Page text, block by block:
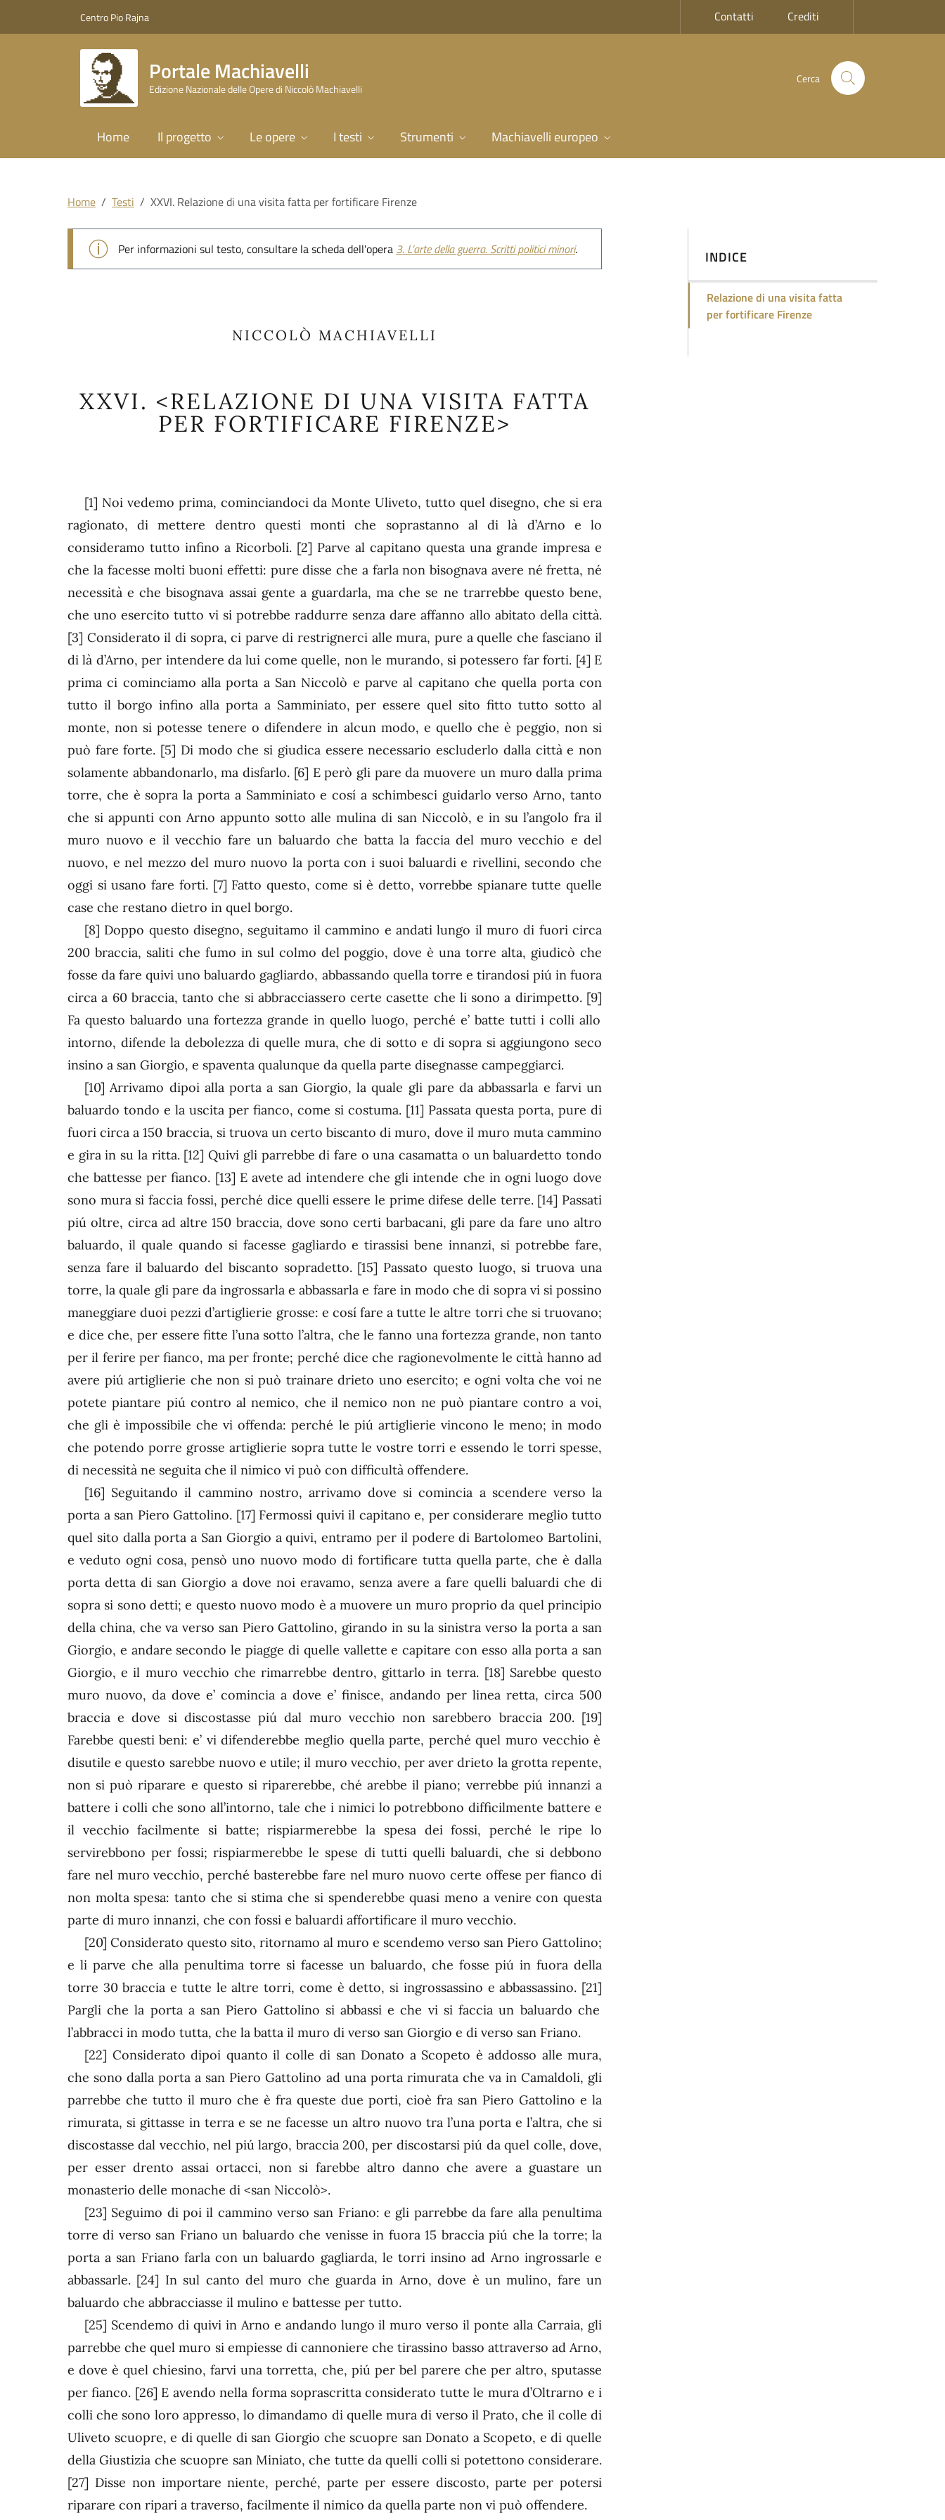
Centro Pio Rajna Contatti Crediti
Portale Machiavelli
Edizione Nazionale delle Opere di Niccolò Machiavelli
Cerca
Home Il progetto Le opere I testi Strumenti Machiavelli europeo
Home Testi XXVI. Relazione di una visita fatta per fortificare Firenze
XXVI. Relazione di una visita fatta per fortificare Firenze INDICE
Relazione di una visita fatta
per fortificare Firenze
Per informazioni sul testo, consultare la scheda dell'opera 3. L’arte della guerra. Scritti politici minori.
NICCOLÒ MACHIAVELLI
XXVI. <RELAZIONE DI UNA VISITA FATTA
PER FORTIFICARE FIRENZE>
[1] Noi vedemo prima, cominciandoci da Monte Uliveto, tutto quel ­disegno, che si era
ragionato, di mettere dentro questi monti che soprastanno al di là d’Arno e lo
consideramo tutto infino a Ricorboli. [2] Parve al capitano questa una grande impresa e
che la facesse molti buoni effetti: pure disse che a farla non bisognava avere né fretta, né
necessità e che bisognava assai gente a guardarla, ma che se ne trarrebbe questo bene,
che uno esercito tutto vi si potrebbe raddurre senza dare affanno allo abitato della città.
[3] Considerato il di sopra, ci parve di restrignerci alle mura, pure a quelle che fasciano il
di là d’Arno, per intendere da lui come quelle, non le murando, si potessero far forti. [4] E
prima ci cominciamo alla porta a San Niccolò e parve al capitano che quella porta con
tutto il borgo infino alla porta a Samminiato, per essere quel sito fitto tutto sotto al
monte, non si potesse tenere o difendere in alcun modo, e quello che è peggio, non si
può fare forte. [5] Di modo che si giudica essere necessario escluderlo dalla città e non
solamente abbandonarlo, ma disfarlo. [6] E però gli pare da muovere un muro dalla prima
torre, che è sopra la porta a Samminiato e cosí a schimbesci guidarlo verso Arno, tanto
che si appunti con Arno appunto sotto alle mulina di san Niccolò, e in su l’angolo fra il
muro nuovo e il vecchio fare un baluardo che batta la faccia del muro vecchio e del
nuovo, e nel mezzo del muro nuovo la porta con i suoi baluardi e rivellini, secondo che
oggi si usano fare forti. [7] Fatto questo, come si è detto, vorrebbe spianare tutte quelle
case che restano dietro in quel borgo.
[8] Doppo questo disegno, seguitamo il cammino e andati lungo il muro di fuori circa
200 braccia, saliti che fumo in sul colmo del poggio, dove è una torre alta, giudicò che
fosse da fare quivi uno baluardo gagliardo, abbassando quella torre e tirandosi piú in fuora
circa a 60 braccia, tanto che si abbracciassero certe casette che li sono a dirimpetto. [9]
Fa questo baluardo una fortezza grande in quello luogo, perché e’ batte tutti i colli allo
intorno, difende la debolezza di quelle mura, che di sotto e di sopra si aggiungono seco
insino a san Giorgio, e spaventa qualunque da quella parte disegnasse campeggiarci.
[10] Arrivamo dipoi alla porta a san Giorgio, la quale gli pare da abbassarla e farvi un
baluardo tondo e la uscita per fianco, come si costuma. [11] Passata questa porta, pure di
fuori circa a 150 braccia, si truova un certo biscanto di muro, dove il muro muta cammino
e gira in su la ritta. [12] Quivi gli parrebbe di fare o una casamatta o un baluardetto tondo
che battesse per fianco. [13] E avete ad intendere che gli intende che in ogni luogo dove
sono mura si faccia fossi, perché dice quelli essere le prime difese delle terre. [14] Passati
piú oltre, circa ad altre 150 braccia, dove sono certi barbacani, gli pare da fare uno altro
baluardo, il quale quando si facesse gagliardo e tirassisi bene innanzi, si potrebbe fare,
senza fare il baluardo del biscanto sopradetto. [15] Passato questo luogo, si truova una
torre, la quale gli pare da ingrossarla e abbassarla e fare in modo che di sopra vi si possino
maneggiare duoi pezzi d’artiglierie grosse: e cosí fare a tutte le altre torri che si truovano;
e dice che, per essere fitte l’una sotto l’altra, che le fanno una fortezza grande, non tanto
per il ferire per fianco, ma per fronte; perché dice che ragionevolmente le città hanno ad
avere piú artiglierie che non si può trainare drieto uno esercito; e ogni volta che voi ne
potete piantare piú contro al nemico, che il nemico non ne può piantare contro a voi,
che gli è impossibile che vi offenda: perché le piú artiglierie vincono le meno; in modo
che potendo porre grosse artiglierie sopra tutte le vostre torri e essendo le torri spesse,
di necessità ne seguita che il nimico vi può con difficultà offendere.
[16] Seguitando il cammino nostro, arrivamo dove si comincia a scendere verso la
porta a san Piero Gattolino. [17] Fermossi quivi il capitano e, per considerare meglio tutto
quel sito dalla porta a San Giorgio a quivi, entramo per il podere di Bartolomeo Bartolini,
e veduto ogni cosa, pensò uno nuovo modo di fortificare tutta quella parte, che è dalla
porta detta di san Giorgio a dove noi eravamo, senza avere a fare quelli baluardi che di
sopra si sono detti; e questo nuovo modo è a muovere un muro proprio da quel principio
della china, che va verso san Piero Gattolino, girando in su la sinistra verso la porta a san
Giorgio, e andare secondo le piagge di quelle vallette e capitare con esso alla porta a san
Giorgio, e il muro vecchio che rimarrebbe dentro, gittarlo in terra. [18] Sarebbe questo
muro nuovo, da dove e’ comincia a dove e’ finisce, andando per linea retta, circa 500
braccia e dove si di­scostasse piú dal muro vecchio non sarebbero braccia 200. [19]
Farebbe questi beni: e’ vi difenderebbe meglio quella parte, perché quel muro vecchio è
disutile e questo sarebbe nuovo e utile; il muro vecchio, per aver drieto la grotta repente,
non si può riparare e questo si riparerebbe, ché arebbe il piano; verrebbe piú innanzi a
battere i colli che sono all’intorno, tale che i nimici lo potrebbono difficilmente battere e
il vecchio facilmente si batte; rispiarmerebbe la spesa dei fossi, perché le ripe lo
servirebbono per fossi; rispiarmerebbe le spese di tutti quelli baluardi, che si debbono
fare nel muro vecchio, perché basterebbe fare nel muro nuovo certe offese per fianco di
non molta spesa: tanto che si stima che si spenderebbe quasi meno a venire con questa
parte di muro innanzi, che con fossi e baluardi affortificare il muro vecchio.
[20] Considerato questo sito, ritornamo al muro e scendemo verso san Piero Gattolino;
e li parve che alla penultima torre si facesse un baluardo, che fosse piú in fuora della
torre 30 braccia e tutte le altre torri, come è detto, si ingrossassino e abbassassino. [21]
Pargli che la porta a san Piero Gattolino si abbassi e che vi si faccia un baluardo che
l’abbracci in modo tutta, che la batta il muro di verso san Giorgio e di verso san Friano.
[22] Considerato dipoi quanto il colle di san Donato a Scopeto è addosso alle mura,
che sono dalla porta a san Piero Gattolino ad una porta rimurata che va in Camaldoli, gli
parrebbe che tutto il muro che è fra queste due porti, cioè fra san Piero Gattolino e la
rimurata, si gittasse in terra e se ne facesse un altro nuovo tra l’una porta e l’altra, che si
discostasse dal vecchio, nel piú largo, braccia 200, per discostarsi piú da quel colle, dove,
per esser drento assai ortacci, non si farebbe altro danno che avere a guastare un
monasterio delle monache di <san Niccolò>.
[23] Seguimo di poi il cammino verso san Friano: e gli parrebbe da fare alla penultima
torre di verso san Friano un baluardo che venisse in fuora 15 braccia piú che la torre; la
porta a san Friano farla con un baluardo gagliarda, le torri insino ad Arno ingrossarle e
abbassarle. [24] In sul canto del muro che guarda in Arno, dove è un mulino, fare un
baluardo che abbracciasse il mulino e battesse per tutto.
[25] Scendemo di quivi in Arno e andando lungo il muro verso il ponte alla Carraia, gli
parrebbe che quel muro si empiesse di cannoniere che tirassino basso attraverso ad Arno,
e dove è quel chiesino, farvi una torretta, che, piú per bel parere che per altro, sputasse
per fianco. [26] E avendo nella forma soprascritta considerato tutte le mura d’Oltrarno e i
colli che sono loro appresso, lo dimandamo di quelle mura di verso il Prato, che il colle di
Uliveto scuopre, e di quelle di san Giorgio che scuopre san Donato a Scopeto, e di quelle
della Giustizia che scuopre san Miniato, che tutte da quelli colli si potettono considerare.
[27] Disse non importare niente, perché, parte per essere discosto, parte per potersi
riparare con ripari a traverso, facilmente il nimico da quella parte non vi può offendere.